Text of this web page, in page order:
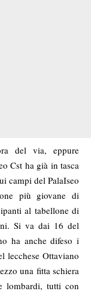
del via, eppure
Cst ha già in tasca
campi del PalaIseo
più giovane di
al tabellone di
Si va dai 16 del
ha anche difeso i
lecchese Ottaviano
una fitta schiera
lombardi, tutti con